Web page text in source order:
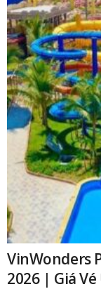
VinWonders
2026 | Giá